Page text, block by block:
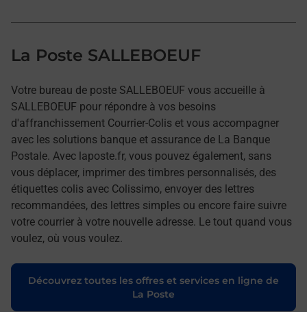
La Poste SALLEBOEUF
Votre bureau de poste SALLEBOEUF vous accueille à
SALLEBOEUF pour répondre à vos besoins
d'affranchissement Courrier-Colis et vous accompagner
avec les solutions banque et assurance de La Banque
Postale. Avec laposte.fr, vous pouvez également, sans
vous déplacer, imprimer des timbres personnalisés, des
étiquettes colis avec Colissimo, envoyer des lettres
recommandées, des lettres simples ou encore faire suivre
votre courrier à votre nouvelle adresse. Le tout quand vous
voulez, où vous voulez.
Découvrez toutes les offres et services en ligne de
La Poste